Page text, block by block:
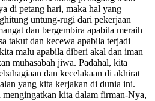
di petang hari, maka hal yang
untung-rugi dari pekerjaan
dan bergembira apabila meraih
takut dan kecewa apabila terjadi
malu apabila diberi akal dan iman
muhasabah jiwa. Padahal, kita
dan kecelakaan di akhirat
yang kita kerjakan di dunia ini.
mengingatkan kita dalam firman-Nya,